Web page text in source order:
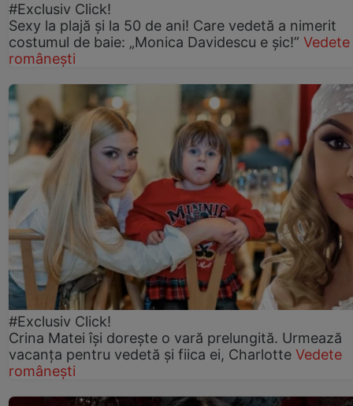
#Exclusiv Click!
Sexy la plajă și la 50 de ani! Care vedetă a nimerit
costumul de baie: „Monica Davidescu e șic!” Vedete
românești
#Exclusiv Click!
Crina Matei își dorește o vară prelungită. Urmează
vacanța pentru vedetă și fiica ei, Charlotte Vedete
românești